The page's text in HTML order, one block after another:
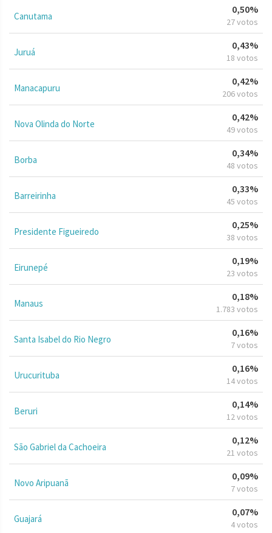
Canutama
0,50%
27 votos
Juruá
0,43%
18 votos
Manacapuru
0,42%
206 votos
Nova Olinda do Norte
0,42%
49 votos
Borba
0,34%
48 votos
Barreirinha
0,33%
45 votos
Presidente Figueiredo
0,25%
38 votos
Eirunepé
0,19%
23 votos
Manaus
0,18%
1.783 votos
Santa Isabel do Rio Negro
0,16%
7 votos
Urucurituba
0,16%
14 votos
Beruri
0,14%
12 votos
São Gabriel da Cachoeira
0,12%
21 votos
Novo Aripuanã
0,09%
7 votos
Guajará
0,07%
4 votos